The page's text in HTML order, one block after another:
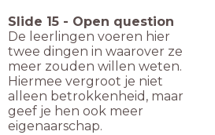
Slide 15 - Open question
De leerlingen voeren hier
twee dingen in waarover ze
meer zouden willen weten.
Hiermee vergroot je niet
alleen betrokkenheid, maar
geef je hen ook meer
eigenaarschap.